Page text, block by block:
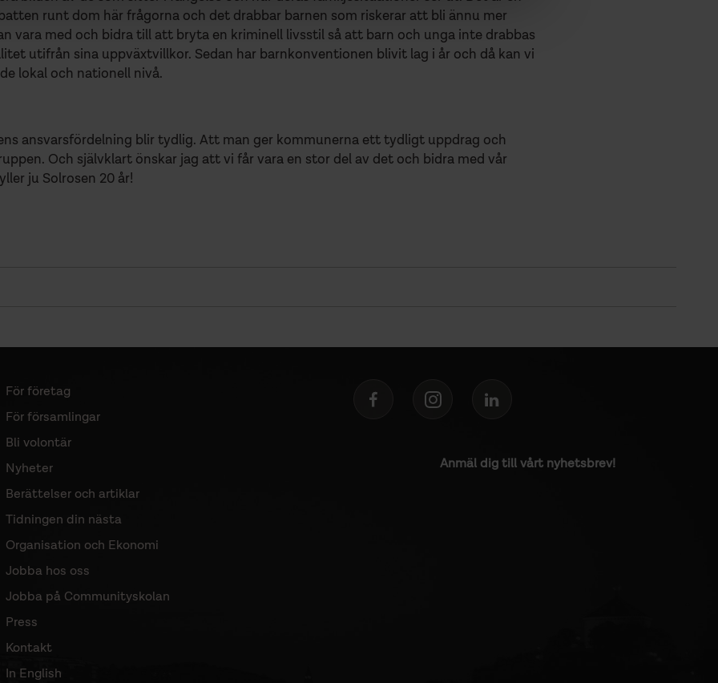
runt dom här frågorna och det drabbar barnen som riskerar att bli ännu mer
vara med och bidra till att bryta en kriminell livsstil så att barn och unga inte drabbas
utifrån sina uppväxtvillkor. Sedan har barnkonventionen blivit lag i år och då kan vi
lokal och nationell nivå.
ansvarsfördelning blir tydlig. Att man ger kommunerna ett tydligt uppdrag och
Och självklart önskar jag att vi får vara en stor del av det och bidra med vår
ju Solrosen 20 år!
Sidomeny
För företag
För församlingar
Bli volontär
Nyheter
Berättelser och artiklar
Tidningen din nästa
Organisation och Ekonomi
Jobba hos oss
Jobba på Communityskolan
Press
Kontakt
In English
Anmäl dig till vårt nyhetsbrev!